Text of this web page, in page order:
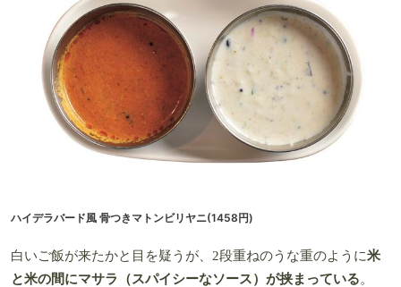
ハイデラバード風 骨つきマトンビリヤニ(1458円)
白いご飯が来たかと目を疑うが、2段重ねのうな重のように米
と米の間にマサラ（スパイシーなソース）が挟まっている。